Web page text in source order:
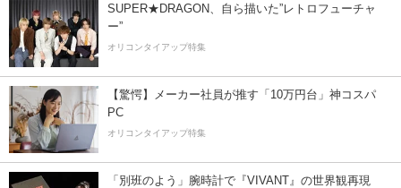
SUPER★DRAGON、自ら描いた”レトロフューチャ
ー”
オリコンタイアップ特集
【驚愕】メーカー社員が推す「10万円台」神コスパ
PC
オリコンタイアップ特集
「別班のよう」腕時計で『VIVANT』の世界観再現